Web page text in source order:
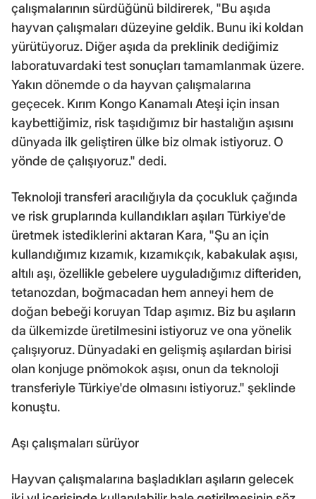
çalışmalarının sürdüğünü bildirerek, "Bu aşıda
hayvan çalışmaları düzeyine geldik. Bunu iki koldan
yürütüyoruz. Diğer aşıda da preklinik dediğimiz
laboratuvardaki test sonuçları tamamlanmak üzere.
Yakın dönemde o da hayvan çalışmalarına
geçecek. Kırım Kongo Kanamalı Ateşi için insan
kaybettiğimiz, risk taşıdığımız bir hastalığın aşısını
dünyada ilk geliştiren ülke biz olmak istiyoruz. O
yönde de çalışıyoruz." dedi.
Teknoloji transferi aracılığıyla da çocukluk çağında
ve risk gruplarında kullandıkları aşıları Türkiye'de
üretmek istediklerini aktaran Kara, "Şu an için
kullandığımız kızamık, kızamıkçık, kabakulak aşısı,
altılı aşı, özellikle gebelere uyguladığımız difteriden,
tetanozdan, boğmacadan hem anneyi hem de
doğan bebeği koruyan Tdap aşımız. Biz bu aşıların
da ülkemizde üretilmesini istiyoruz ve ona yönelik
çalışıyoruz. Dünyadaki en gelişmiş aşılardan birisi
olan konjuge pnömokok aşısı, onun da teknoloji
transferiyle Türkiye'de olmasını istiyoruz." şeklinde
konuştu.
Aşı çalışmaları sürüyor
Hayvan çalışmalarına başladıkları aşıların gelecek